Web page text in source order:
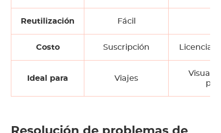
Reutilización Fácil
Costo Suscripción Licencia
Ideal para Viajes